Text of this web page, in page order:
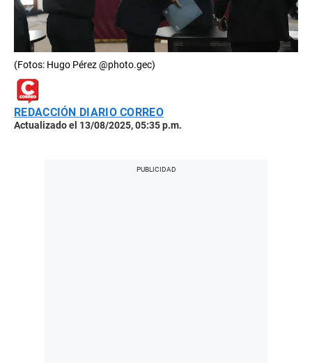
(Fotos: Hugo Pérez @photo.gec)
REDACCIÓN DIARIO CORREO
Actualizado el 13/08/2025, 05:35 p.m.